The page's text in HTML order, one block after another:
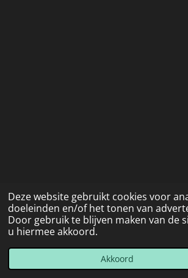
Deze website gebruikt cookies voor
doeleinden en/of het tonen van
Door gebruik te blijven maken van de
u hiermee akkoord.
Akkoord
© 2022 - 2026 Natuurfotografie
Telefoonnummer